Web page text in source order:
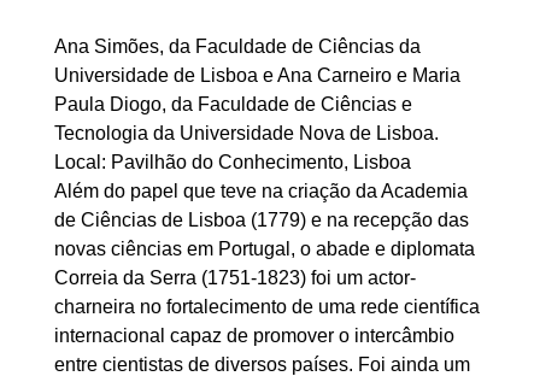
Ana Simões, da Faculdade de Ciências da
Universidade de Lisboa e Ana Carneiro e Maria
Paula Diogo, da Faculdade de Ciências e
Tecnologia da Universidade Nova de Lisboa.
Local: Pavilhão do Conhecimento, Lisboa
Além do papel que teve na criação da Academia
de Ciências de Lisboa (1779) e na recepção das
novas ciências em Portugal, o abade e diplomata
Correia da Serra (1751-1823) foi um actor-
charneira no fortalecimento de uma rede científica
internacional capaz de promover o intercâmbio
entre cientistas de diversos países. Foi ainda um